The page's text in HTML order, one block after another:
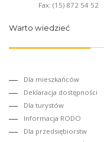
Fax: (15) 872 54 52
Warto wiedzieć
Dla mieszkańców
Deklaracja dostępności
Dla turystów
Informacja RODO
Dla przedsiębiorstw